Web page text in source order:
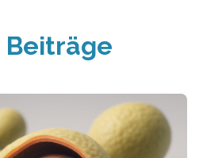
Beiträge